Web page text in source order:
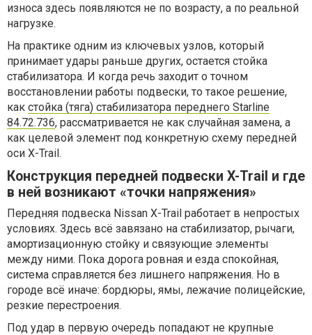
износа здесь появляются не по возрасту, а по реальной
нагрузке.
На практике одним из ключевых узлов, который
принимает удары раньше других, остается стойка
стабилизатора. И когда речь заходит о точном
восстановлении работы подвески, то такое решение,
как стойка (тяга) стабилизатора переднего Starline
84.72.736, рассматривается не как случайная замена, а
как целевой элемент под конкретную схему передней
оси X-Trail.
Конструкция передней подвески X-Trail и где
в ней возникают «точки напряжения»
Передняя подвеска Nissan X-Trail работает в непростых
условиях. Здесь всё завязано на стабилизатор, рычаги,
амортизационную стойку и связующие элементы
между ними. Пока дорога ровная и езда спокойная,
система справляется без лишнего напряжения. Но в
городе всё иначе: бордюры, ямы, лежачие полицейские,
резкие перестроения.
Под удар в первую очередь попадают не крупные